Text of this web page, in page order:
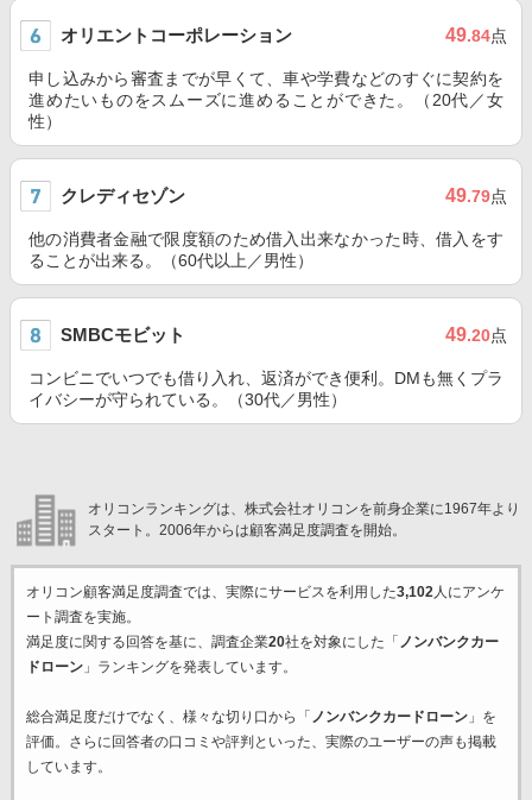
オリエントコーポレーション 49.84点
申し込みから審査までが早くて、車や学費などのすぐに契約を
進めたいものをスムーズに進めることができた。（20代／女
性）
クレディセゾン 49.79点
他の消費者金融で限度額のため借入出来なかった時、借入をす
ることが出来る。（60代以上／男性）
SMBCモビット 49.20点
コンビニでいつでも借り入れ、返済ができ便利。DMも無くプラ
イバシーが守られている。（30代／男性）
オリコンランキングは、株式会社オリコンを前身企業に1967年より
スタート。2006年からは顧客満足度調査を開始。
オリコン顧客満足度調査では、実際にサービスを利用した3,102人にアンケ
ート調査を実施。
満足度に関する回答を基に、調査企業20社を対象にした「 ノンバンクカー
ドローン」ランキングを発表しています。
総合満足度だけでなく、様々な切り口から「 ノンバンクカードローン」を
評価。さらに回答者の口コミや評判といった、実際のユーザーの声も掲載
しています。